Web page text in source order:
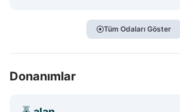
Tüm Odaları Göster
Donanımlar